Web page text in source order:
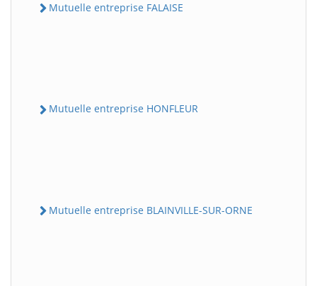
Mutuelle entreprise FALAISE
Mutuelle entreprise HONFLEUR
Mutuelle entreprise BLAINVILLE-SUR-ORNE